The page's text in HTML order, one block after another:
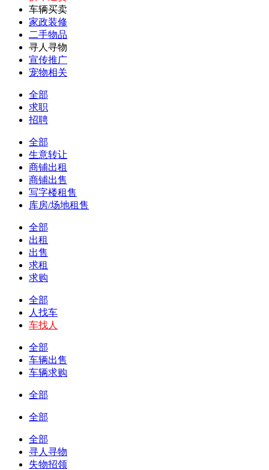
车辆买卖
家政装修
二手物品
寻人寻物
宣传推广
宠物相关
全部
求职
招聘
全部
生意转让
商铺出租
商铺出售
写字楼租售
库房/场地租售
全部
出租
出售
求租
求购
全部
人找车
车找人
全部
车辆出售
车辆求购
全部
全部
全部
寻人寻物
失物招领